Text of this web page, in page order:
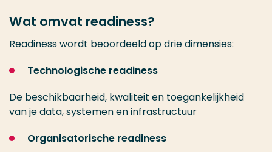
Wat omvat readiness?
Readiness wordt beoordeeld op drie dimensies:
Technologische readiness
De beschikbaarheid, kwaliteit en toegankelijkheid
van je data, systemen en infrastructuur
Organisatorische readiness